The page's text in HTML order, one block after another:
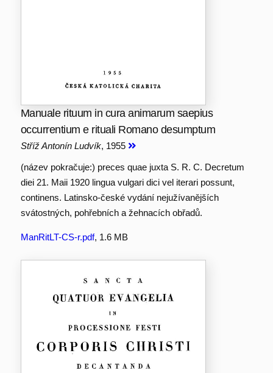
Manuale rituum in cura animarum saepius
occurrentium e rituali Romano desumptum
Stříž Antonín Ludvík, 1955
(název pokračuje:) preces quae juxta S. R. C. Decretum
diei 21. Maii 1920 lingua vulgari dici vel iterari possunt,
continens. Latinsko-české vydání nejužívanějších
svátostných, pohřebních a žehnacích obřadů.
ManRitLT-CS-r.pdf, 1.6 MB